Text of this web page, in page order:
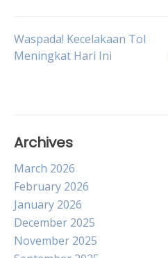
Post
Waspada! Kecelakaan Tol
Meningkat Hari Ini
Archives
March 2026
February 2026
January 2026
December 2025
November 2025